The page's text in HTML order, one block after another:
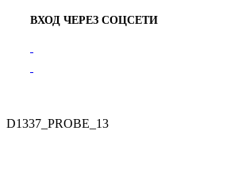
ВХОД ЧЕРЕЗ СОЦСЕТИ